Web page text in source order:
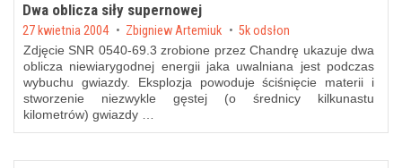
Dwa oblicza siły supernowej
Posted on
27 kwietnia 2004 by Zbigniew Artemiuk 5k odsłon
Zdjęcie SNR 0540-69.3 zrobione przez Chandrę ukazuje dwa
oblicza niewiarygodnej energii jaka uwalniana jest podczas
wybuchu gwiazdy. Eksplozja powoduje ściśnięcie materii i
stworzenie niezwykle gęstej (o średnicy kilkunastu
kilometrów) gwiazdy …